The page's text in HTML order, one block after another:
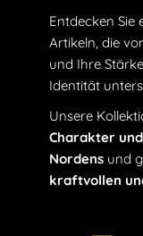
Entdecken Sie
Artikeln, die
und Ihre
Identität
Unsere
Charakter
Nordens und
kraftvollen